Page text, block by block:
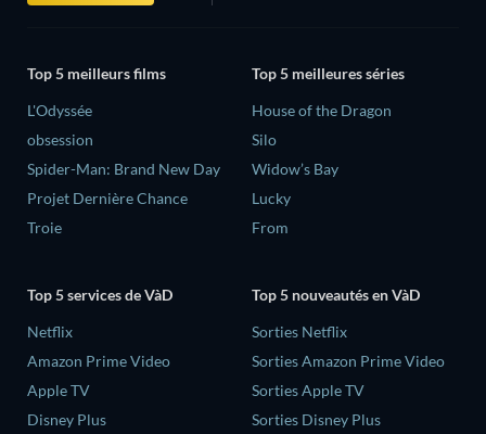
Top 5 meilleurs films
L'Odyssée
obsession
Spider-Man: Brand New Day
Projet Dernière Chance
Troie
Top 5 meilleures séries
House of the Dragon
Silo
Widow’s Bay
Lucky
From
Top 5 services de VàD
Netflix
Amazon Prime Video
Apple TV
Disney Plus
Top 5 nouveautés en VàD
Sorties Netflix
Sorties Amazon Prime Video
Sorties Apple TV
Sorties Disney Plus